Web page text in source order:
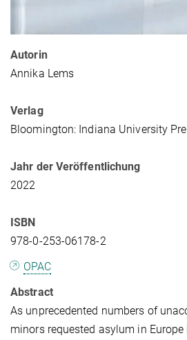
Autorin
Annika Lems
Verlag
Bloomington: Indiana University
Jahr der Veröffentlichung
2022
ISBN
978-0-253-06178-2
OPAC
Abstract
As unprecedented numbers of
minors requested asylum in